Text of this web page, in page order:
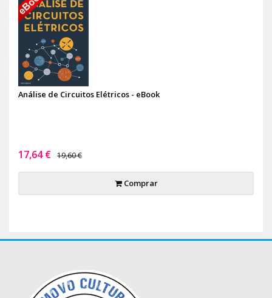
Análise de Circuitos Elétricos - eBook
17,64 € 19,60 €
Comprar